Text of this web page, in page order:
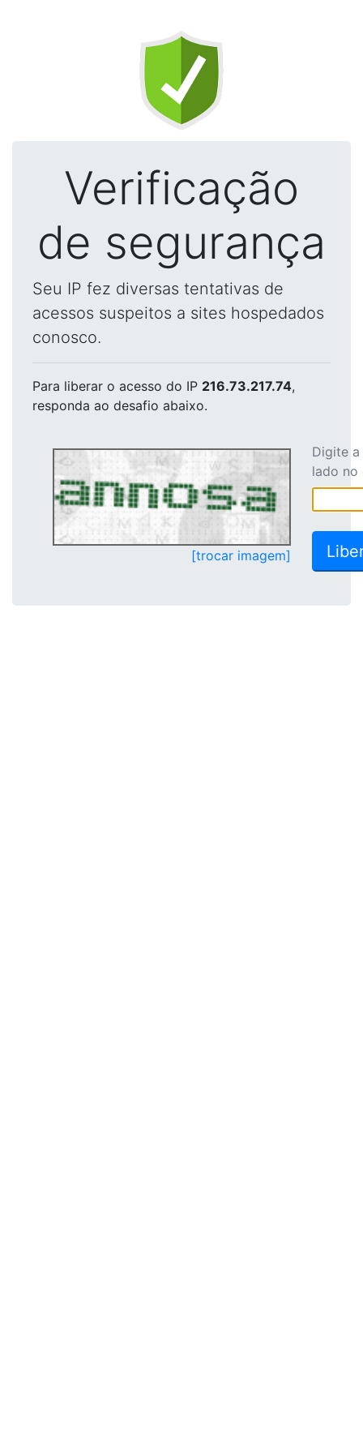
Verificação
de segurança
Seu IP fez diversas tentativas de
acessos suspeitos a sites hospedados
conosco.
Para liberar o acesso do IP 216.73.217.74,
responda ao desafio abaixo.
[trocar imagem]
Digite
lado no